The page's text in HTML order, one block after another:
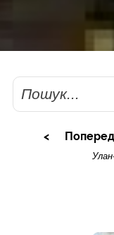
Пошук